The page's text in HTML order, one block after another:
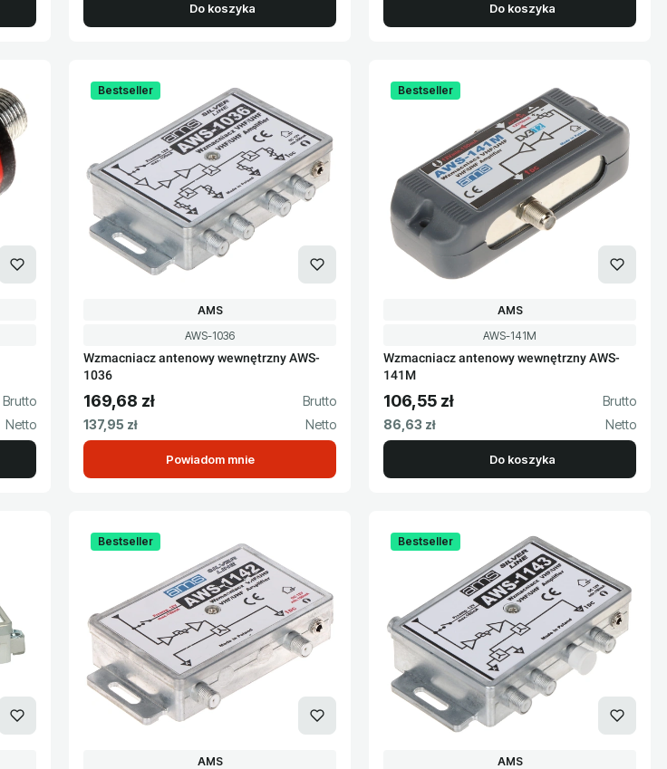
Do koszyka Do koszyka
Bestseller
Kod produktu
AWS-1036
Wzmacniacz antenowy wewnętrzny AWS-
1036
PRODUCENT
AMS
Cena brutto
169,68 zł
Cena netto
137,95 zł
Powiadom mnie
Bestseller
Kod produktu
AWS-141M
Wzmacniacz antenowy wewnętrzny AWS-
141M
PRODUCENT
AMS
Cena brutto
106,55 zł
Cena netto
86,63 zł
Do koszyka
Bestseller
PRODUCENT
AMS
Bestseller
PRODUCENT
AMS